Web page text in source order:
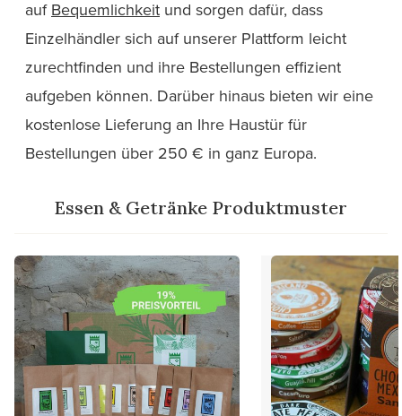
auf Bequemlichkeit und sorgen dafür, dass
Einzelhändler sich auf unserer Plattform leicht
zurechtfinden und ihre Bestellungen effizient
aufgeben können. Darüber hinaus bieten wir eine
kostenlose Lieferung an Ihre Haustür für
Bestellungen über 250 € in ganz Europa.
Essen & Getränke Produktmuster